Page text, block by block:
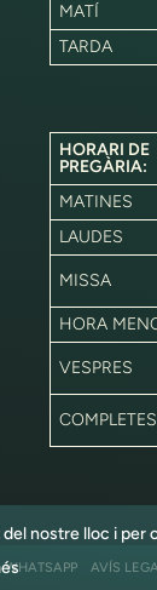
MATÍ
TARDA
HORARI DE
PREGÀRIA:
MATINES
LAUDES
MISSA
HORA
VESPRES
COMPLETES
AVÍS
nostre lloc i